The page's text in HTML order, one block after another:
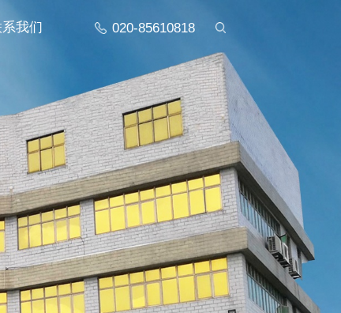
我们 020-85610818